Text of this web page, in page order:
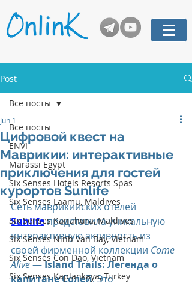
Post
Все посты
ENVI
Marassi Egypt
Six Senses Hotels Resorts Spas
Six Senses Laamu, Maldives
Six Senses Kanuhura, Maldives
Six Senses Ninh Van Bay, Vietnam
Six Senses Con Dao, Vietnam
Six Senses Kaplankaya, Turkey
Все посты
Цифровой квест на
Маврикии: интерактивные
приключения для гостей
курортов Sunlife
Jun 1
Сеть маврикийских отелей
Sunlife представила уникальную
интерактивную активность из
своей фирменной коллекции Come
Alive — Island Trails: Легенда о
капитане Солей. Это